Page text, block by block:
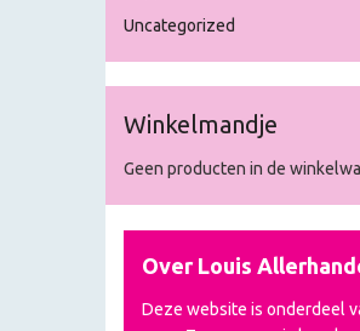
Uncategorized
Winkelmandje
Geen producten in de
Over Louis
Deze website is onderdeel